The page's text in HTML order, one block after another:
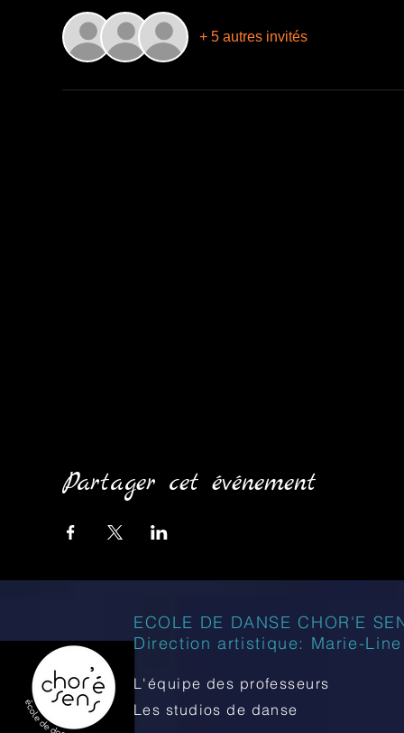
+ 5 autres invités
Partager cet événement
ECOLE DE DANSE CHOR'E
Direction artistique: Marie-
L'équipe des professeurs
Les studios de danse